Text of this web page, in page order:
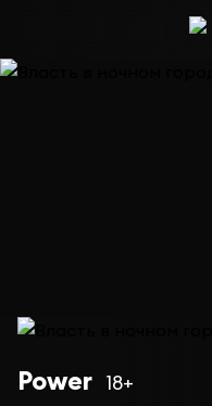
Сериал Власть в ночном
Power 18+